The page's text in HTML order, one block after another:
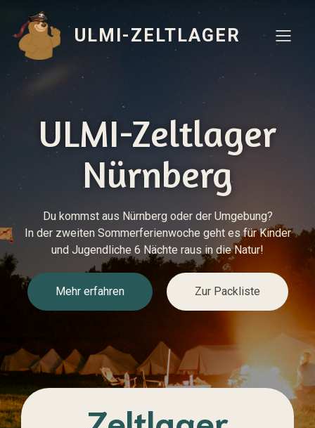
ULMI-ZELTLAGER
ULMI-Zeltlager
Nürnberg
Du kommst aus Nürnberg oder der Umgebung?
In der zweiten Sommerferienwoche geht es für Kinder
und Jugendliche 6 Nächte raus in die Natur!
Mehr erfahren Zur Packliste